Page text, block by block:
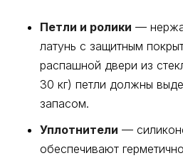
Петли и ролики —
латунь с защитным
распашной двери из
30 кг) петли должны
запасом.
Уплотнители —
обеспечивают